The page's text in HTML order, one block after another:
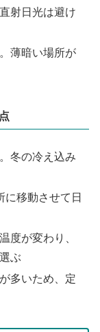
射日光は避け
薄暗い場所が
冬の冷え込み
に移動させて日
度が変わり、
ぶ
多いため、定